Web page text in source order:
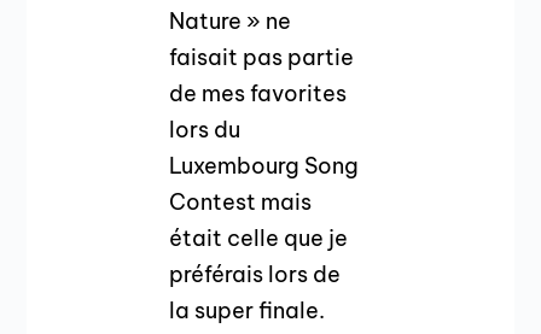
Nature » ne
faisait pas partie
de mes favorites
lors du
Luxembourg Song
Contest mais
était celle que je
préférais lors de
la super finale.